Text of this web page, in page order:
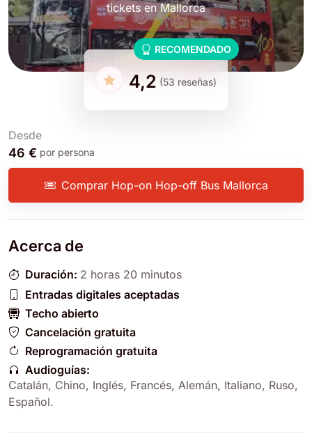
tickets en Mallorca
RECOMENDADO
4,2 (53 reseñas)
Desde
46 € por persona
Comprar Hop-on Hop-off Bus Mallorca
Acerca de
Duración: 2 horas 20 minutos
Entradas digitales aceptadas
Techo abierto
Cancelación gratuita
Reprogramación gratuita
Audioguías:
Catalán, Chino, Inglés, Francés, Alemán, Italiano, Ruso,
Español.